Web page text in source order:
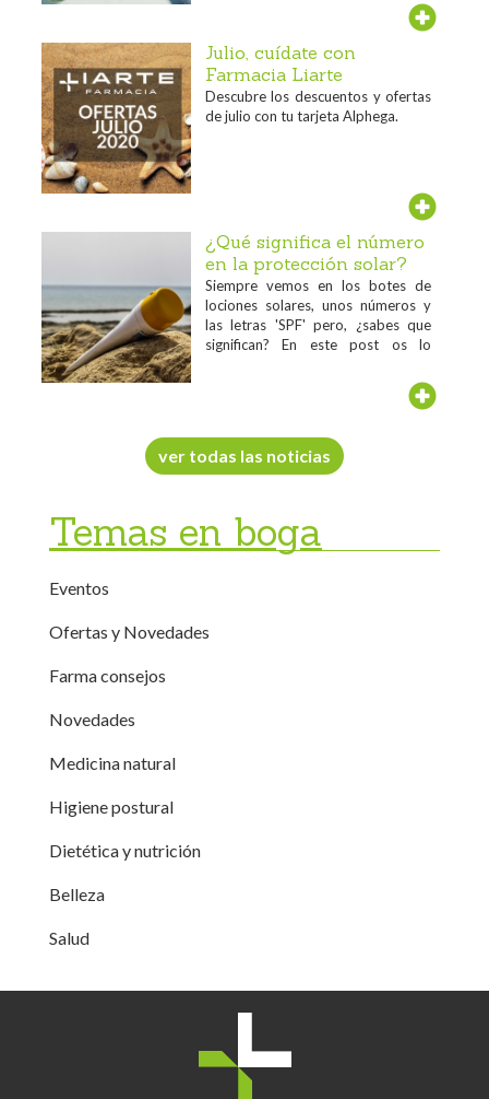
Julio, cuídate con
Farmacia Liarte
Descubre los descuentos y ofertas
de julio con tu tarjeta Alphega.
¿Qué significa el número
en la protección solar?
Siempre vemos en los botes de
lociones solares, unos números y
las letras 'SPF' pero, ¿sabes que
significan? En este post os lo
ver todas las noticias
Temas en boga
Eventos
Ofertas y Novedades
Farma consejos
Novedades
Medicina natural
Higiene postural
Dietética y nutrición
Belleza
Salud